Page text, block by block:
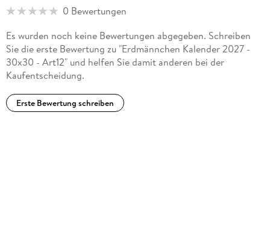
0 Bewertungen
Es wurden noch keine Bewertungen abgegeben. Schreiben
Sie die erste Bewertung zu "Erdmännchen Kalender 2027 -
30x30 - Art12" und helfen Sie damit anderen bei der
Kaufentscheidung.
Erste Bewertung schreiben